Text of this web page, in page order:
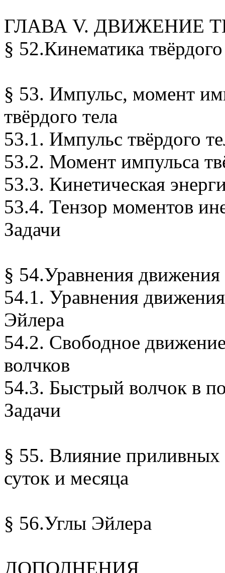
ГЛАВА V. ДВИЖЕНИЕ
§ 52.Кинематика твёрдого
§ 53. Импульс, момент
твёрдого тела
53.1. Импульс твёрдого
53.2. Момент импульса
53.3. Кинетическая
53.4. Тензор моментов
Задачи
§ 54.Уравнения
54.1. Уравнения
Эйлера
54.2. Свободное
волчков
54.3. Быстрый волчок в
Задачи
§ 55. Влияние приливных
суток и месяца
§ 56.Углы Эйлера
ДОПОЛНЕНИЯ